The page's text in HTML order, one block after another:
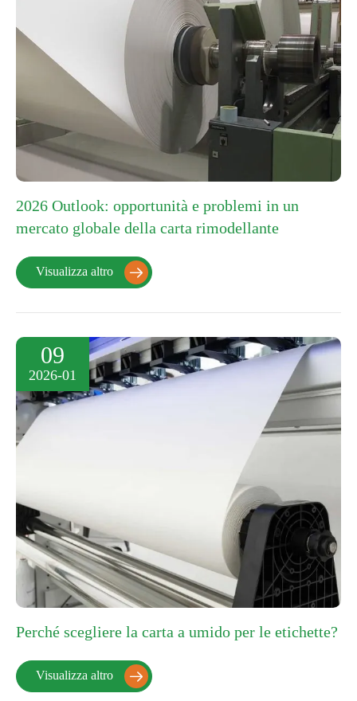
2026 Outlook: opportunità e problemi in un
mercato globale della carta rimodellante
Visualizza altro 
09
2026-01
Perché scegliere la carta a umido per le etichette?
Visualizza altro 